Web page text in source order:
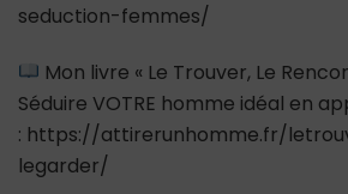
seduction-femmes/
Mon livre « Le Trouver, Le
Séduire VOTRE homme idéal en
: https://attirerunhomme.fr/
legarder/